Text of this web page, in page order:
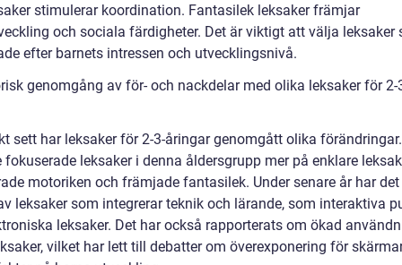
stimulerar koordination. Fantasilek leksaker främjar
och sociala färdigheter. Det är viktigt att välja leksaker
efter barnets intressen och utvecklingsnivå.
genomgång av för- och nackdelar med olika leksaker för 2-
sett har leksaker för 2-3-åringar genomgått olika förändringar.
fokuserade leksaker i denna åldersgrupp mer på enklare
motoriken och främjade fantasilek. Under senare år har
leksaker som integrerar teknik och lärande, som interaktiva
leksaker. Det har också rapporterats om ökad
vilket har lett till debatter om överexponering för